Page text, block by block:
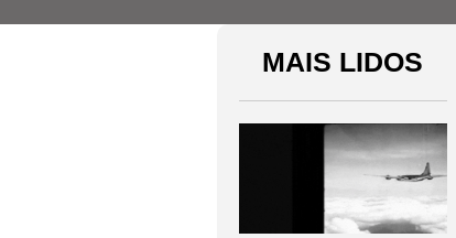
MAIS LIDOS